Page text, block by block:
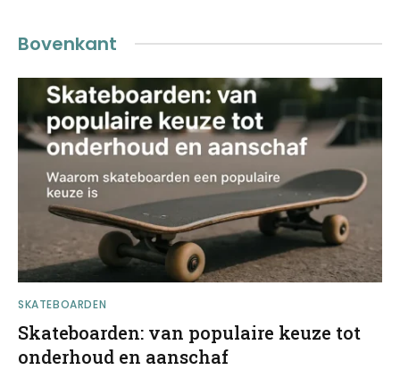
Bovenkant
SKATEBOARDEN
Skateboarden: van populaire keuze tot
onderhoud en aanschaf